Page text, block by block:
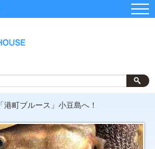
「港町ブルース」小豆島へ！